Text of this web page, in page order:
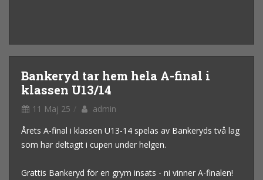
Bankeryd tar hem hela A-final i
klassen U13/14
11 Maj 25
admin
Årets A-final i klassen U13-14 spelas av Bankeryds två lag
som har deltagit i cupen under helgen.
Grattis Bankeryd för en grym insats - ni vinner A-finalen!